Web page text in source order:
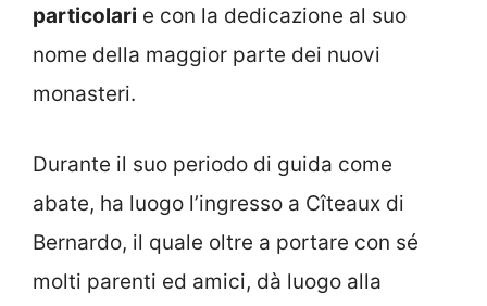
particolari e con la dedicazione al suo
nome della maggior parte dei nuovi
monasteri.
Durante il suo periodo di guida come
abate, ha luogo l’ingresso a Cîteaux di
Bernardo, il quale oltre a portare con sé
molti parenti ed amici, dà luogo alla